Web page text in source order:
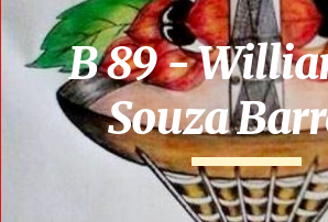
B 89 -
Souza